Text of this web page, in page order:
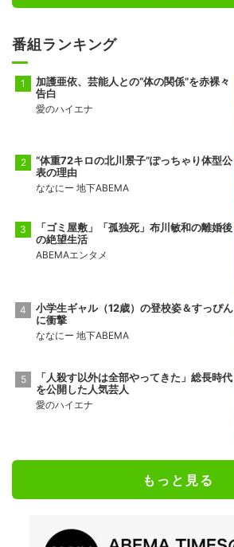
番組ランキング
加護亜依、芸能人との“体の関係”を赤裸々
告白
愛のハイエナ
“体重72キロの北川景子”ぽっちゃり体型公
表の理由
ななにー 地下ABEMA
「ゴミ屋敷」「孤独死」布川敏和の離婚後
の絶望生活
ABEMAエンタメ
小学生ギャル（12歳）の登校姿＆すっぴん
に衝撃
ななにー 地下ABEMA
「人殺す以外は全部やってきた」総長時代
を公開した人気芸人
愛のハイエナ
もっと見る